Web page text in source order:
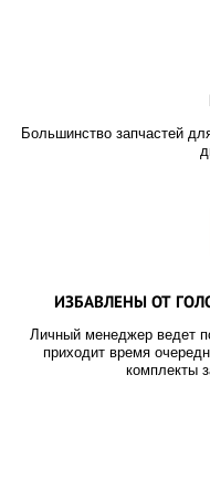
Большинство запчастей
ИЗБАВЛЕНЫ ОТ
Личный менеджер ведет
приходит время
комплекты